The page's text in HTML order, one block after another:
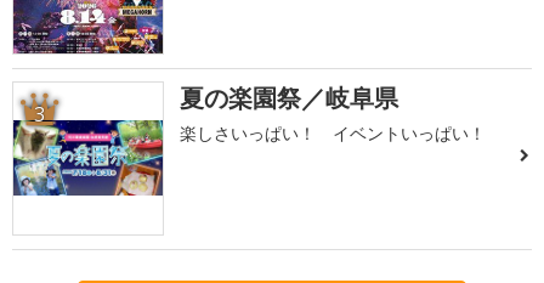
3 夏の楽園祭／岐阜県
楽しさいっぱい！ イベントいっぱい！